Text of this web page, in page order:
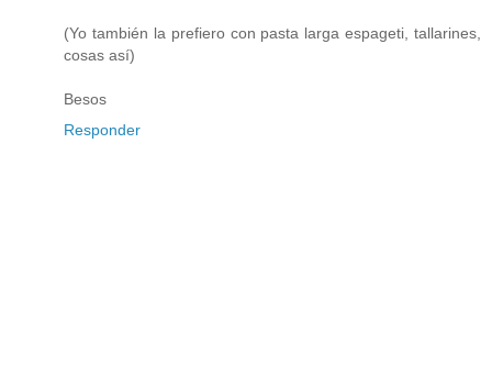
(Yo también la prefiero con pasta larga espageti, tallarines,
cosas así)
Besos
Responder